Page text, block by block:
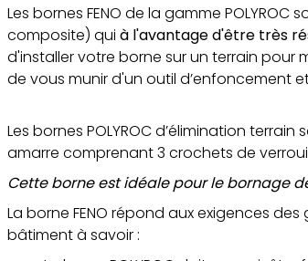
Les bornes FENO de la gamme POLYROC
composite) qui à l'avantage d'être très
d'installer votre borne sur un terrain pour
de vous munir d'un outil d’enfoncement
Les bornes POLYROC d’élimination
amarre comprenant 3 crochets de
Cette borne est idéale pour le bornage
La borne FENO répond aux exigences
bâtiment à savoir :